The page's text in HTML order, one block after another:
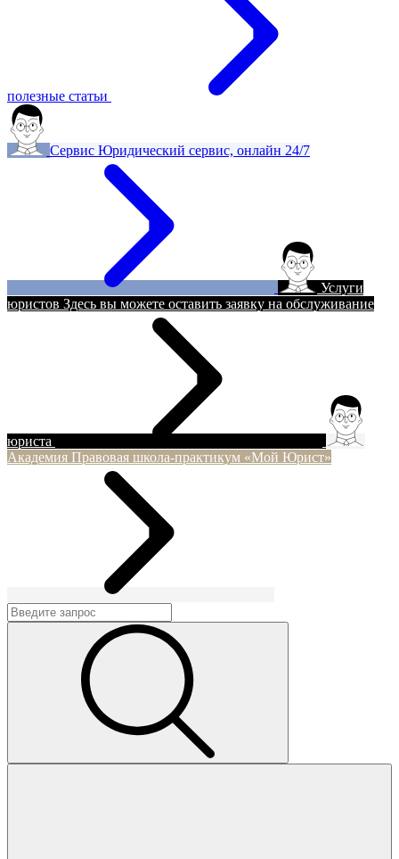
полезные статьи
Сервис Юридический сервис, онлайн 24/7
Услуги
юристов Здесь вы можете оставить заявку на обслуживание
юриста
Академия Правовая школа-практикум «Мой Юрист»